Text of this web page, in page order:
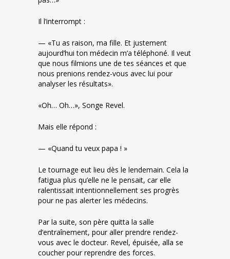
Il l’interrompt :
— «Tu as raison, ma fille. Et justement
aujourd’hui ton médecin m’a téléphoné. Il veut
que nous filmions une de tes séances et que
nous prenions rendez-vous avec lui pour
analyser les résultats».
«Oh… Oh…», Songe Revel.
Mais elle répond :
— «Quand tu veux papa ! »
Le tournage eut lieu dès le lendemain. Cela la
fatigua plus qu’elle ne le pensait, car elle
ralentissait intentionnellement ses progrès
pour ne pas alerter les médecins.
Par la suite, son père quitta la salle
d’entraînement, pour aller prendre rendez-
vous avec le docteur. Revel, épuisée, alla se
coucher pour reprendre des forces.